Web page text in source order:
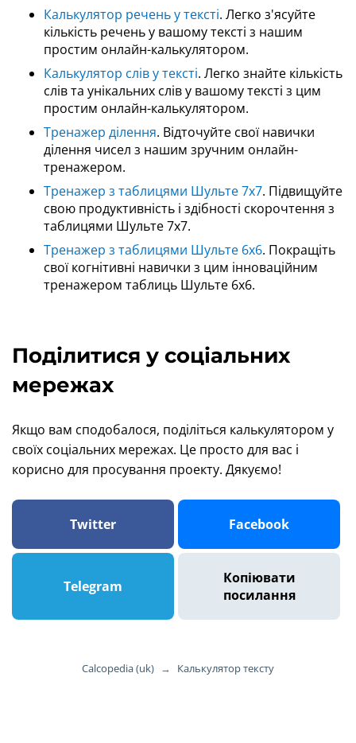
Калькулятор речень у тексті. Легко з'ясуйте
кількість речень у вашому тексті з нашим
простим онлайн-калькулятором.
Калькулятор слів у тексті. Легко знайте кількість
слів та унікальних слів у вашому тексті з цим
простим онлайн-калькулятором.
Тренажер ділення. Відточуйте свої навички
ділення чисел з нашим зручним онлайн-
тренажером.
Тренажер з таблицями Шульте 7x7. Підвищуйте
свою продуктивність і здібності скорочтення з
таблицями Шульте 7x7.
Тренажер з таблицями Шульте 6x6. Покращіть
свої когнітивні навички з цим інноваційним
тренажером таблиць Шульте 6x6.
Поділитися у соціальних
мережах
Якщо вам сподобалося, поділіться калькулятором у
своїх соціальних мережах. Це просто для вас і
корисно для просування проекту. Дякуємо!
Twitter Facebook
Telegram
Копіювати
посилання
Calcopedia (uk) → Калькулятор тексту